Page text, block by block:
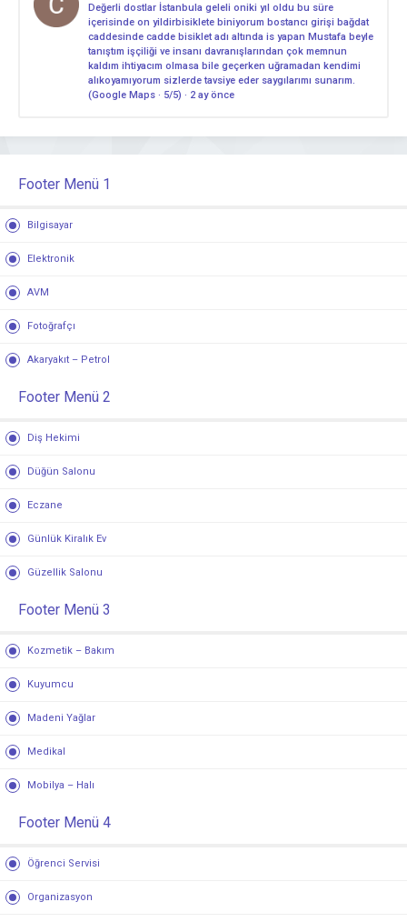
Değerli dostlar İstanbula geleli oniki yıl oldu bu süre
içerisinde on yildirbisiklete biniyorum bostancı girişi bağdat
caddesinde cadde bisiklet adı altında is yapan Mustafa beyle
tanıştım işçiliği ve insanı davranışlarından çok memnun
kaldım ihtiyacım olmasa bile geçerken uğramadan kendimi
alıkoyamıyorum sizlerde tavsiye eder saygılarımı sunarım.
(Google Maps · 5/5) · 2 ay önce
Footer Menü 1
Bilgisayar
Elektronik
AVM
Fotoğrafçı
Akaryakıt – Petrol
Footer Menü 2
Diş Hekimi
Düğün Salonu
Eczane
Günlük Kiralık Ev
Güzellik Salonu
Footer Menü 3
Kozmetik – Bakım
Kuyumcu
Madeni Yağlar
Medikal
Mobilya – Halı
Footer Menü 4
Öğrenci Servisi
Organizasyon